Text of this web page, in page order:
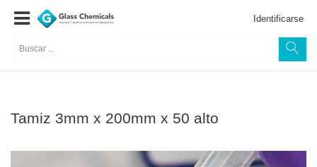
Identificarse
Tamiz 3mm x 200mm x 50 alto